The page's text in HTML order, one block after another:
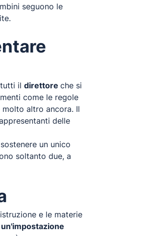
seguono le
il direttore che si
come le regole
altro ancora. Il
delle
un unico
soltanto due, a
e le materie